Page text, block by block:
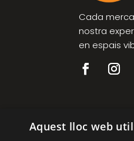
Cada
nostra
en espais
Aquest lloc web